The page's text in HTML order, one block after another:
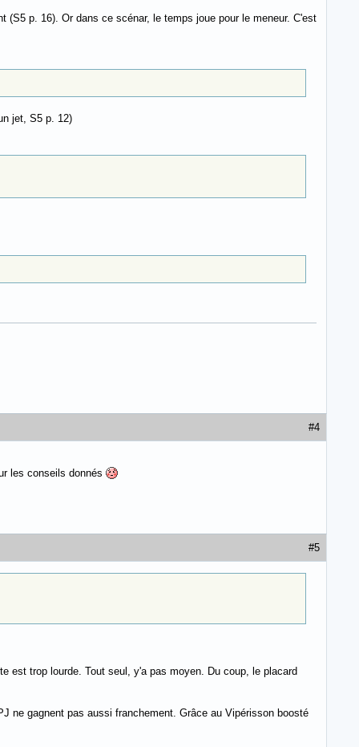
p. 16). Or dans ce scénar, le temps joue pour le meneur. C'est
jet, S5 p. 12)
#4
les conseils donnés
#5
est trop lourde. Tout seul, y'a pas moyen. Du coup, le placard
ne gagnent pas aussi franchement. Grâce au Vipérisson boosté